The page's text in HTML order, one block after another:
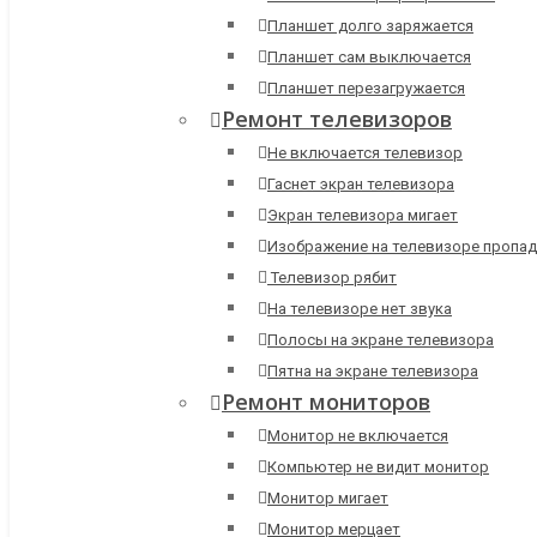
Планшет долго заряжается
Планшет сам выключается
Планшет перезагружается
Ремонт телевизоров
Не включается телевизор
Гаснет экран телевизора
Экран телевизора мигает
Изображение на телевизоре
Телевизор рябит
На телевизоре нет звука
Полосы на экране телевизора
Пятна на экране телевизора
Ремонт мониторов
Монитор не включается
Компьютер не видит монитор
Монитор мигает
Монитор мерцает